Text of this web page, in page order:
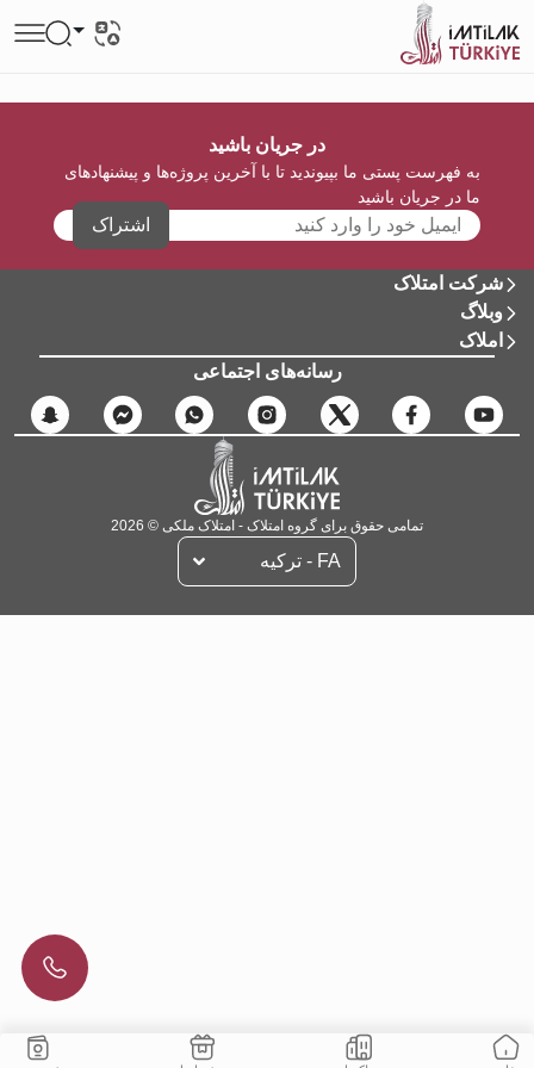
در جریان باشید
به فهرست پستی ما بپیوندید تا با آخرین پروژه‌ها و پیشنهادهای
ما در جریان باشید
اشتراک
شرکت امتلاک
وبلاگ
املاک
رسانه‌های اجتماعی
تمامی حقوق برای گروه امتلاک - امتلاک ملکی © 2026
FA - تركيه